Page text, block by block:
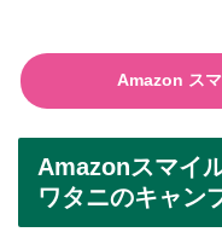
Amazon ス
Amazonスマイ
ワタニのキャン